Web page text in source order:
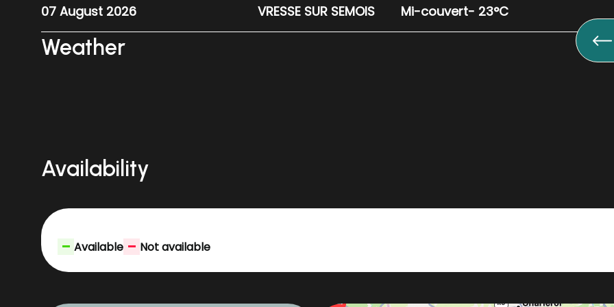
Weather
07 August 2026 VRESSE SUR SEMOIS Mi-couvert- 23°C
Availability
- Available - Not available